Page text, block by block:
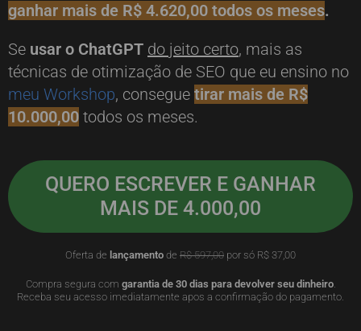
ganhar mais de R$ 4.620,00 todos os meses.
Se usar o ChatGPT do jeito certo, mais as
técnicas de otimização de SEO que eu ensino no
meu Workshop, consegue tirar mais de R$
10.000,00 todos os meses.
QUERO ESCREVER E GANHAR
MAIS DE 4.000,00
Oferta de lançamento de R$ 597,00 por só R$ 37,00
Compra segura com garantia de 30 dias para devolver seu dinheiro.
Receba seu acesso imediatamente apos a confirmação do pagamento.